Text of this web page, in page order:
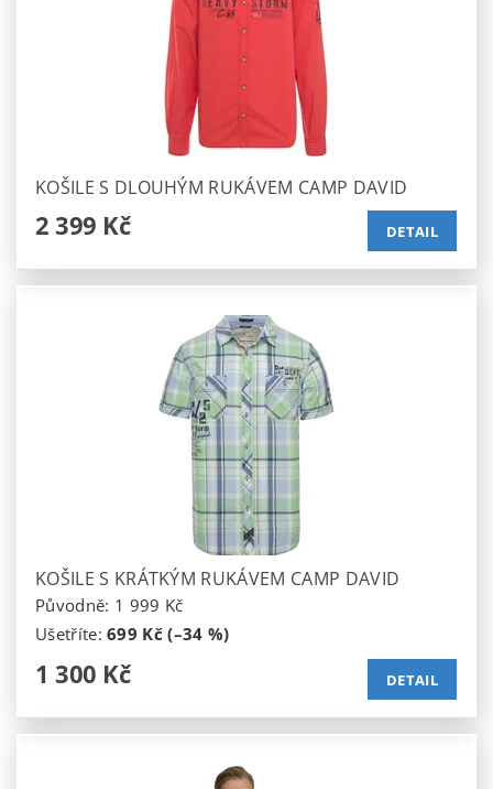
KOŠILE S DLOUHÝM RUKÁVEM CAMP DAVID
2 399 Kč DETAIL
KOŠILE S KRÁTKÝM RUKÁVEM CAMP DAVID
Původně: 1 999 Kč
Ušetříte:699 Kč (–34 %)
1 300 Kč DETAIL